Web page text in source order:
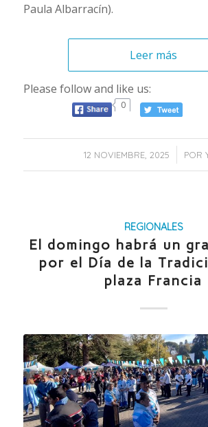
Paula Albarracín).
Leer más
Please follow and like us:
0
12 NOVIEMBRE, 2025
/ POR
REGIONALES
El domingo habrá un
por el Día de la
plaza Francia